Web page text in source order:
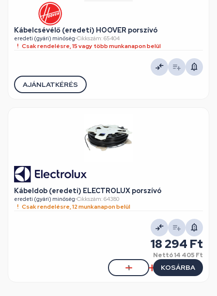
Kábelcsévélő (eredeti) HOOVER porszívó
eredeti (gyári) minőség•Cikkszám: 65404
Csak rendelésre, 15 vagy több munkanapon belül
AJÁNLATKÉRÉS
Kábeldob (eredeti) ELECTROLUX porszívó
eredeti (gyári) minőség•Cikkszám: 64380
Csak rendelésre, 12 munkanapon belül
18 294 Ft
Nettó14 405 Ft
KOSÁRBA